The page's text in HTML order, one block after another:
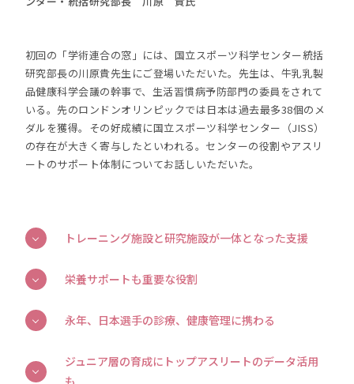
初回の「学術連合の窓」には、国立スポーツ科学センター統括
研究部長の川原貴先生にご登場いただいた。先生は、牛乳乳製
品健康科学会議の幹事で、生活習慣病予防部門の委員をされて
いる。先のロンドンオリンピックでは日本は過去最多38個のメ
ダルを獲得。その好成績に国立スポーツ科学センター（JISS）
の存在が大きく寄与したといわれる。センターの役割やアスリ
ートのサポート体制についてお話しいただいた。
トレーニング施設と研究施設が一体となった支援
栄養サポートも重要な役割
永年、日本選手の診療、健康管理に携わる
ジュニア層の育成にトップアスリートのデータ活用
も